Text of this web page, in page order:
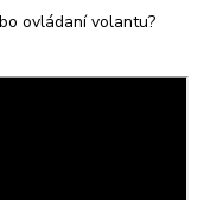
ovládaní volantu?